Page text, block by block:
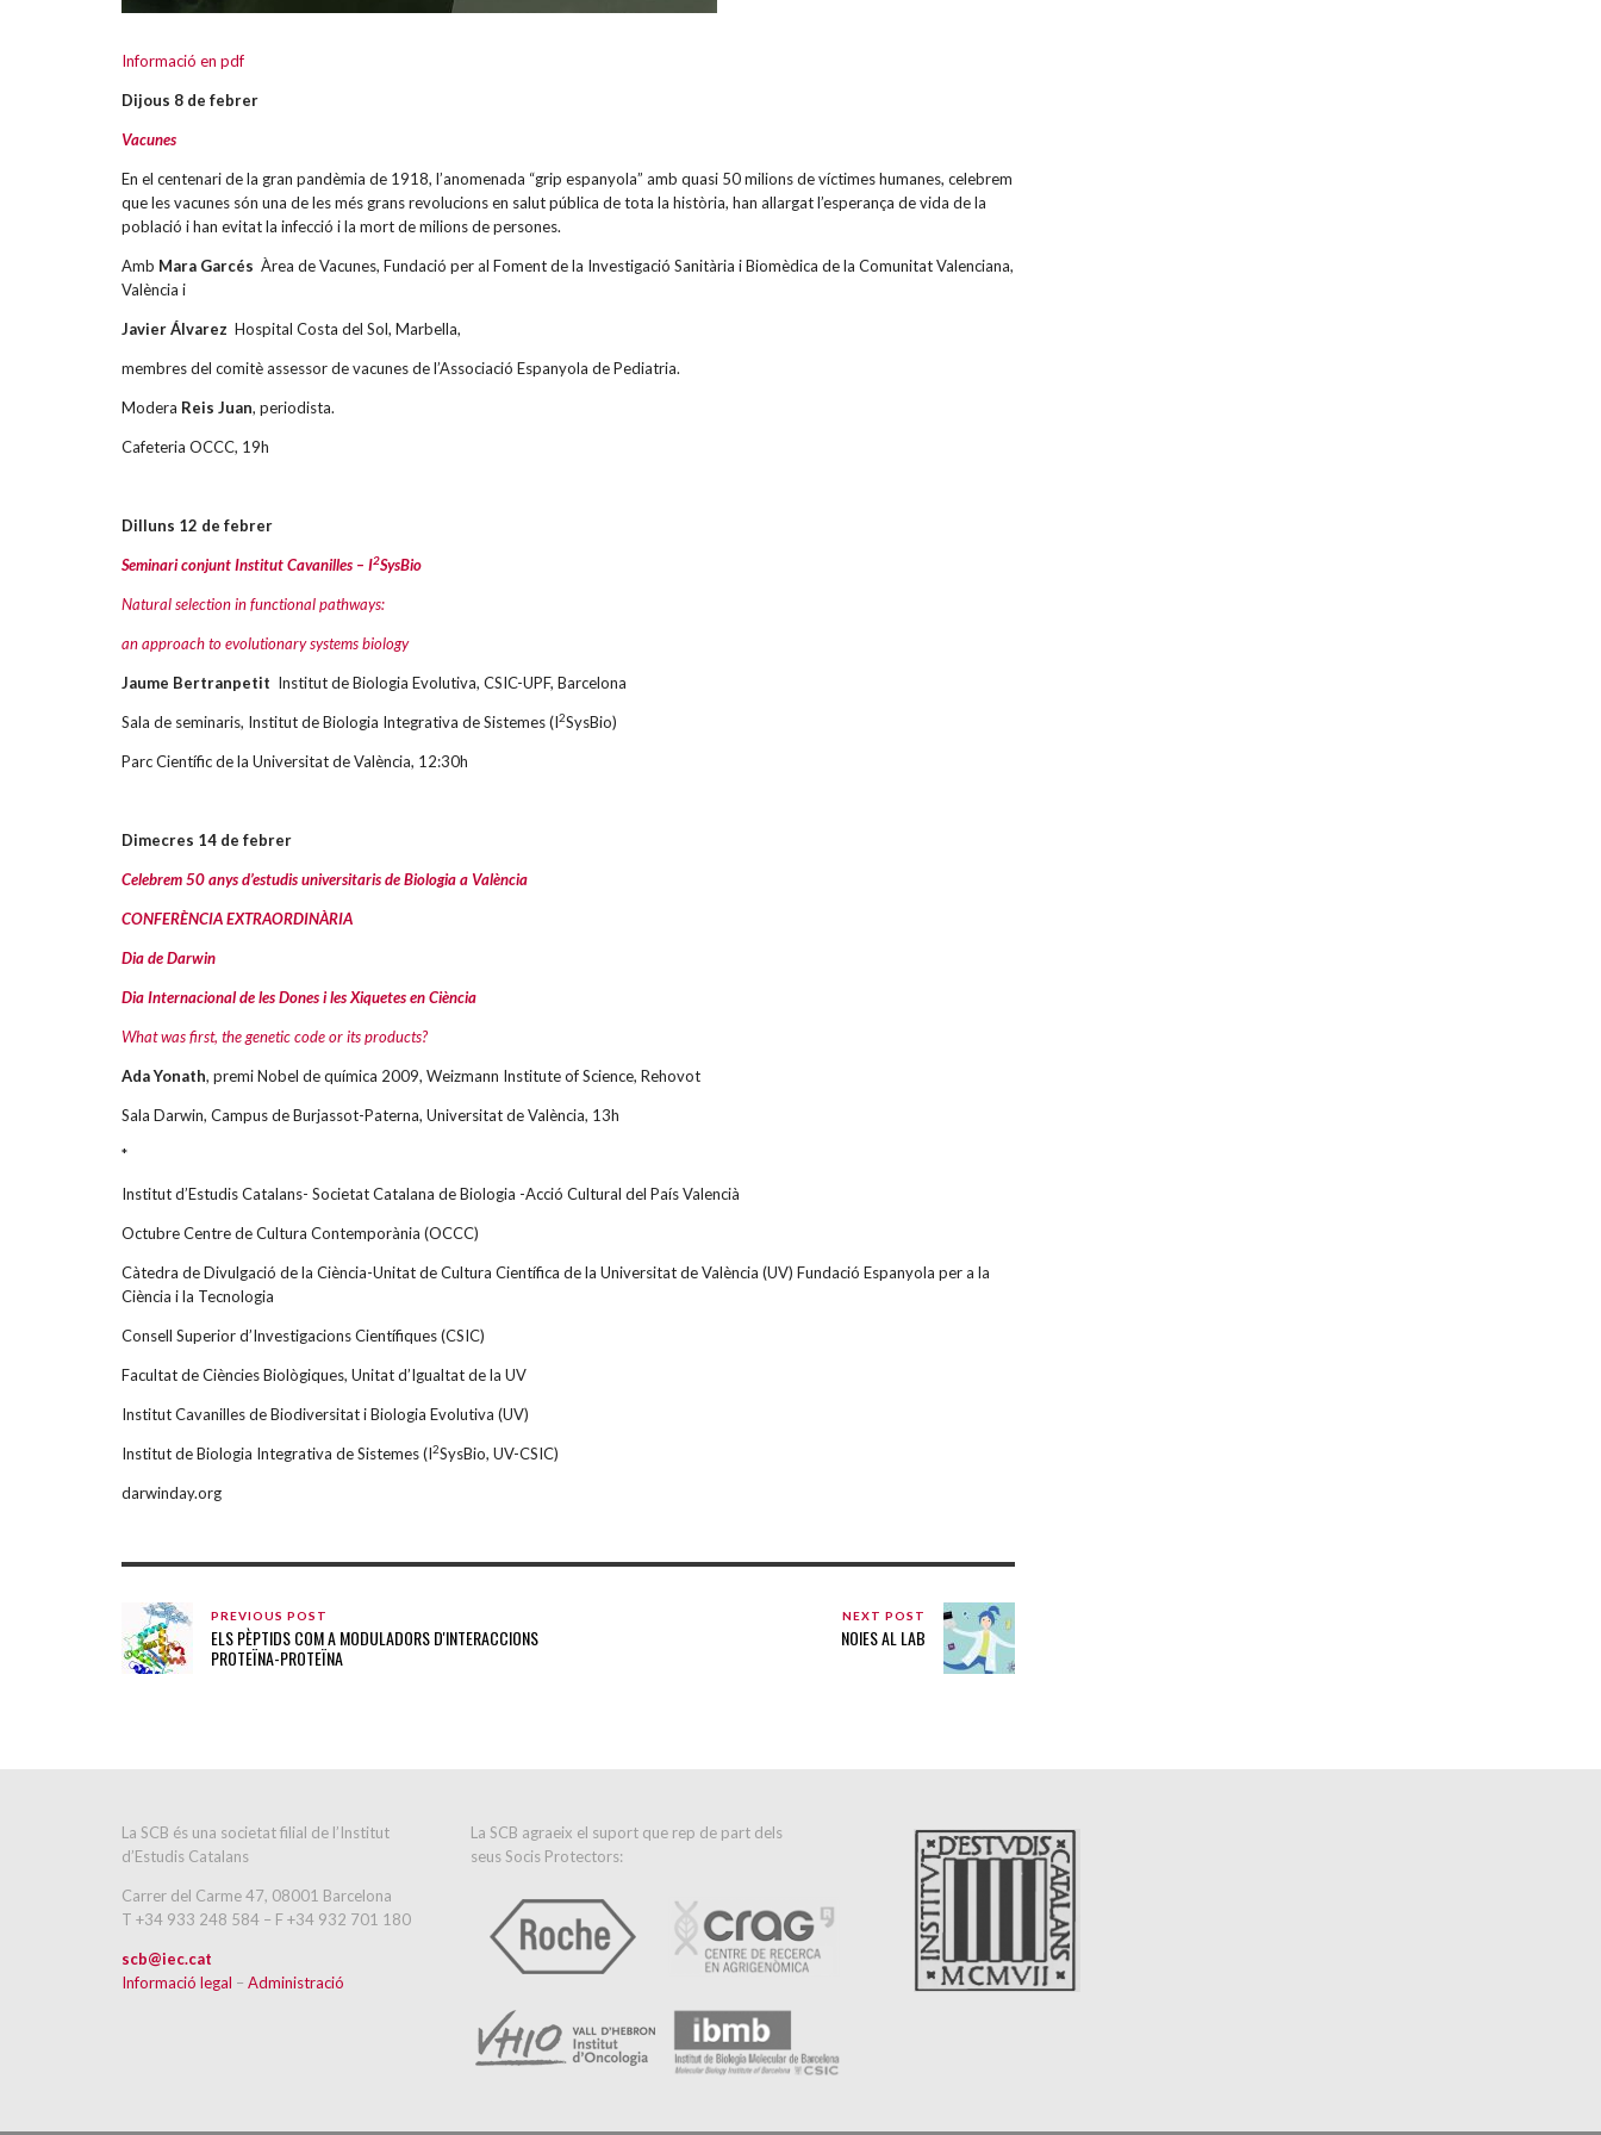
Informació en pdf
Dijous 8 de febrer
Vacunes
En el centenari de la gran pandèmia de 1918, l’anomenada “grip espanyola” amb quasi 50 milions de víctimes humanes, celebrem
que les vacunes són una de les més grans revolucions en salut pública de tota la història, han allargat l’esperança de vida de la
població i han evitat la infecció i la mort de milions de persones.
Amb Mara Garcés Àrea de Vacunes, Fundació per al Foment de la Investigació Sanitària i Biomèdica de la Comunitat Valenciana,
València i
Javier Álvarez Hospital Costa del Sol, Marbella,
membres del comitè assessor de vacunes de l’Associació Espanyola de Pediatria.
Modera Reis Juan, periodista.
Cafeteria OCCC, 19h
Dilluns 12 de febrer
Seminari conjunt Institut Cavanilles – I2SysBio
Natural selection in functional pathways:
an approach to evolutionary systems biology
Jaume Bertranpetit Institut de Biologia Evolutiva, CSIC-UPF, Barcelona
Sala de seminaris, Institut de Biologia Integrativa de Sistemes (I2SysBio)
Parc Científic de la Universitat de València, 12:30h
Dimecres 14 de febrer
Celebrem 50 anys d’estudis universitaris de Biologia a València
CONFERÈNCIA EXTRAORDINÀRIA
Dia de Darwin
Dia Internacional de les Dones i les Xiquetes en Ciència
What was first, the genetic code or its products?
Ada Yonath, premi Nobel de química 2009, Weizmann Institute of Science, Rehovot
Sala Darwin, Campus de Burjassot-Paterna, Universitat de València, 13h
*
Institut d’Estudis Catalans- Societat Catalana de Biologia -Acció Cultural del País Valencià
Octubre Centre de Cultura Contemporània (OCCC)
Càtedra de Divulgació de la Ciència-Unitat de Cultura Científica de la Universitat de València (UV) Fundació Espanyola per a la
Ciència i la Tecnologia
Consell Superior d’Investigacions Científiques (CSIC)
Facultat de Ciències Biològiques, Unitat d’Igualtat de la UV
Institut Cavanilles de Biodiversitat i Biologia Evolutiva (UV)
Institut de Biologia Integrativa de Sistemes (I2SysBio, UV-CSIC)
darwinday.org
PREVIOUS POST
ELS PÈPTIDS COM A MODULADORS D'INTERACCIONS
PROTEÏNA-PROTEÏNA
NEXT POST
NOIES AL LAB
La SCB és una societat filial de l’Institut
d’Estudis Catalans
Carrer del Carme 47, 08001 Barcelona
T +34 933 248 584 – F +34 932 701 180
scb@iec.cat
Informació legal – Administració
La SCB agraeix el suport que rep de part dels
seus Socis Protectors: